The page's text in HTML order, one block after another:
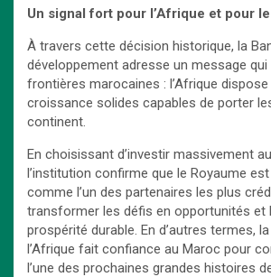
Un signal fort pour l’Afrique et pour
À travers cette décision historique, la
développement adresse un message qui
frontières marocaines : l’Afrique
croissance solides capables de porter
continent.
En choisissant d’investir massivement
l’institution confirme que le Royaume est
comme l’un des partenaires les plus
transformer les défis en opportunités et
prospérité durable. En d’autres termes,
l’Afrique fait confiance au Maroc pour
l’une des prochaines grandes histoires